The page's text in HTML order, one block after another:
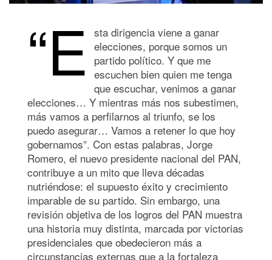
“E sta dirigencia viene a ganar
elecciones, porque somos un
partido político. Y que me
escuchen bien quien me tenga
que escuchar, venimos a ganar
elecciones… Y mientras más nos subestimen,
más vamos a perfilarnos al triunfo, se los
puedo asegurar… Vamos a retener lo que hoy
gobernamos”. Con estas palabras, Jorge
Romero, el nuevo presidente nacional del PAN,
contribuye a un mito que lleva décadas
nutriéndose: el supuesto éxito y crecimiento
imparable de su partido. Sin embargo, una
revisión objetiva de los logros del PAN muestra
una historia muy distinta, marcada por victorias
presidenciales que obedecieron más a
circunstancias externas que a la fortaleza